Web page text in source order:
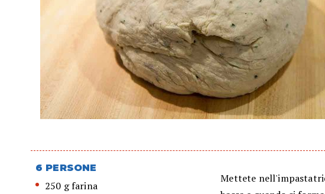
6 PERSONE
250 g farina
Mettete